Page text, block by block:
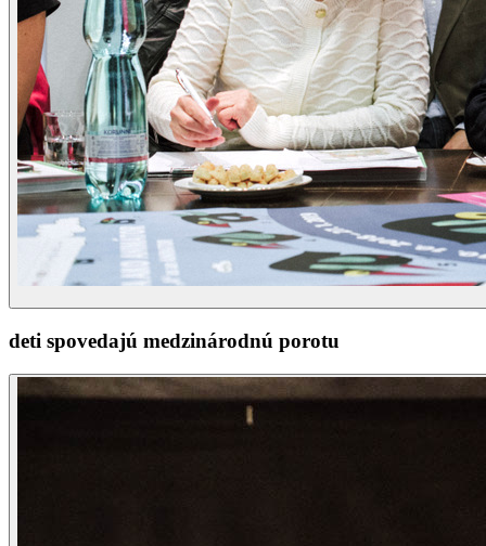
deti spovedajú medzinárodnú porotu